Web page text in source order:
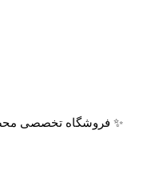
✨ فروشگاه تخصصی